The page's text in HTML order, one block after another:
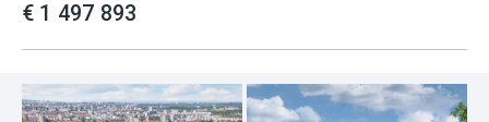
€ 1 497 893